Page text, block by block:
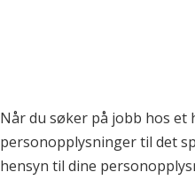
Når du søker på jobb hos et
personopplysninger til det
hensyn til dine